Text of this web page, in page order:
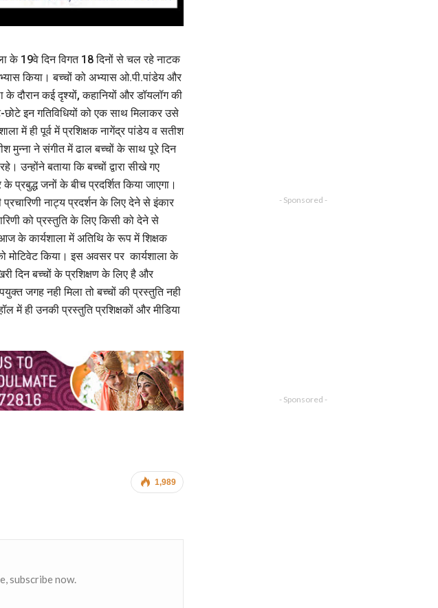
के 19वे दिन विगत 18 दिनों से चल रहे नाटक
किया। बच्चों को अभ्यास ओ.पी.पांडेय और
के दौरान कई दृश्यों, कहानियों और डॉयलॉग की
इन गतिविधियों को एक साथ मिलाकर उसे
में ही पूर्व में प्रशिक्षक नागेंद्र पांडेय व सतीश
मुन्ना ने संगीत में ढाल बच्चों के साथ पूरे दिन
उन्होंने बताया कि बच्चों द्वारा सीखे गए
जनों के बीच प्रदर्शित किया जाएगा।
नाट्य प्रदर्शन के लिए देने से इंकार
को प्रस्तुति के लिए किसी को देने से
के कार्यशाला में अतिथि के रूप में शिक्षक
मोटिवेट किया। इस अवसर पर कार्यशाला के
दिन बच्चों के प्रशिक्षण के लिए है और
जगह नही मिला तो बच्चों की प्रस्तुति नही
में ही उनकी प्रस्तुति प्रशिक्षकों और मीडिया
1,989
subscribe now.
- Sponsored -
- Sponsored -